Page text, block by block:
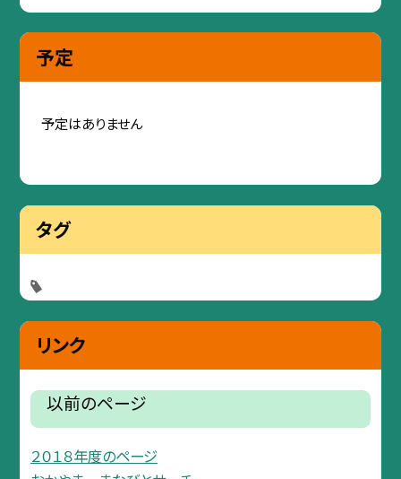
予定
予定はありません
タグ
リンク
以前のページ
２０１８年度のページ